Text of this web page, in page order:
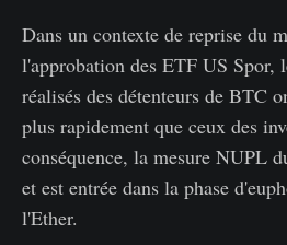
Dans un contexte de reprise du
l'approbation des ETF US Spor,
réalisés des détenteurs de BTC
plus rapidement que ceux des
conséquence, la mesure NUPL
et est entrée dans la phase
l'Ether.